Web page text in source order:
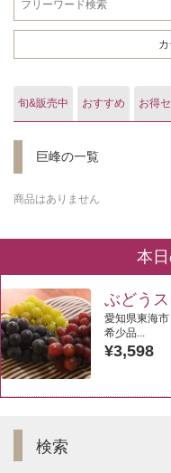
旬&販売中 おすすめ お得
巨峰の一覧
商品はありません
本日
ぶどう
愛知県東海
希少品...
¥3,598
検索